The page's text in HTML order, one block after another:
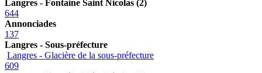
Langres - Fontaine Saint Nicolas (2)
644
Annonciades
137
Langres - Sous-préfecture
Langres - Glacière de la sous-préfecture
609